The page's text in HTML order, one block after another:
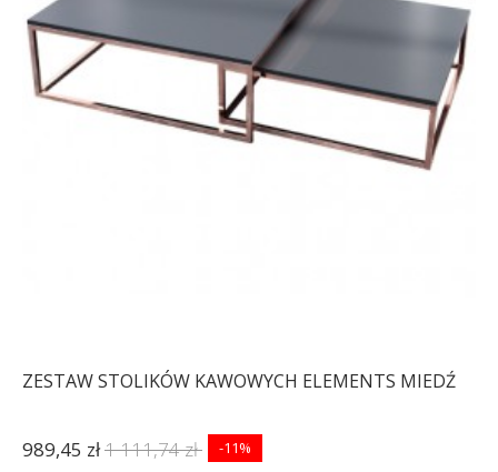
ZESTAW STOLIKÓW KAWOWYCH ELEMENTS MIEDŹ
989,45 zł1 111,74 zł -11%